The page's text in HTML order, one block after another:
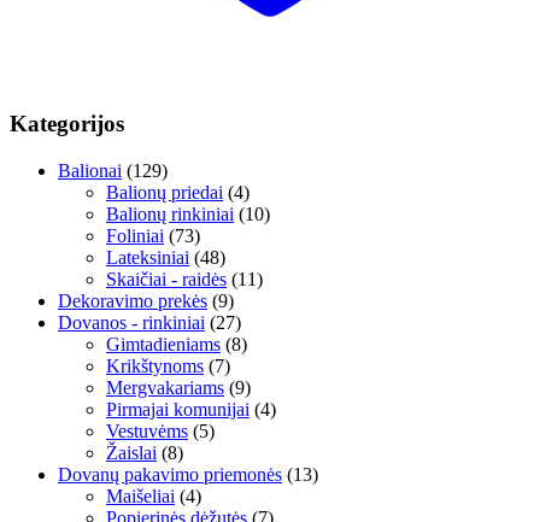
Kategorijos
Balionai (129)
Balionų priedai (4)
Balionų rinkiniai (10)
Foliniai (73)
Lateksiniai (48)
Skaičiai - raidės (11)
Dekoravimo prekės (9)
Dovanos - rinkiniai (27)
Gimtadieniams (8)
Krikštynoms (7)
Mergvakariams (9)
Pirmajai komunijai (4)
Vestuvėms (5)
Žaislai (8)
Dovanų pakavimo priemonės (13)
Maišeliai (4)
Popierinės dėžutės (7)